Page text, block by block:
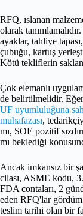
RFQ, ıslanan
olarak
ayaklar, tahliye
çubuğu, kartuş
Kötü tekliflerin
Çok elemanlı
de belirtilmelidir. Eğer
UF uyumluluğuna
muhafazası,
mı, SOE pozitif
mı beklediği
Ancak imkansız bir
cilası, ASME kodu,
FDA contaları, 2
eden RFQ'lar
teslim tarihi olan bir